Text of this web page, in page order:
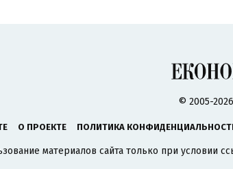
© 2005-
О ПРОЕКТЕ ПОЛИТИКА
материалов сайта только при условии